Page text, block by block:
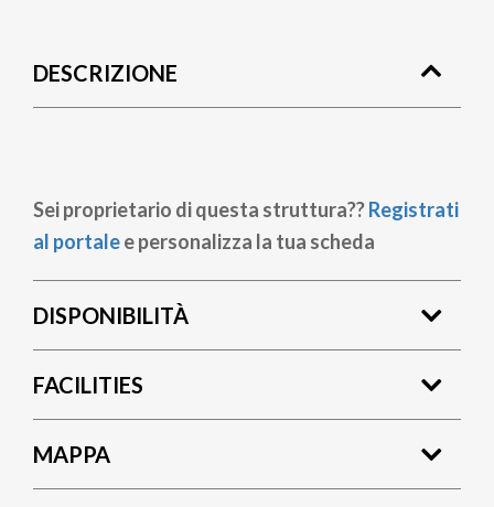
pane
DESCRIZIONE
Sei proprietario di questa struttura??Registrati
al portalee personalizza la tua scheda
DISPONIBILITÀ
FACILITIES
MAPPA